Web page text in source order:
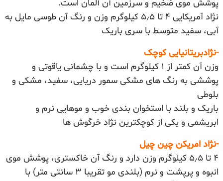
پوشش موی ضخیم و سرزمین آن آلمان است.
نژاد آمریکایی ۴ تا ۵٫۵ کیلوگرم وزن و رنگ آن طوسی مایل به
آبی، سفید متوسط با سری باریک
-نژادبریتانیایی کوچک
وزن آن کمتر از ۱ کیلوگرم است و با چشمانی یاقوتی و
پوششی به رنگ های مشکی سمور دریایی، سفید، مشکی و
بلوطی
باریک و بلند با استخوان بندی خوب و موهایی نرم و
ابریشمی و یکی از کوچکترین نژاد خرگوش ها
-نژاد امریکن چین چیل
۴ تا ۵٫۵ کیلوگرم وزن دارد و رنگ آن خاکستری، پوشش موی
انبوه و پرپشت و نرم (بلندی مو تقریبا ۳ سانتی متر) با